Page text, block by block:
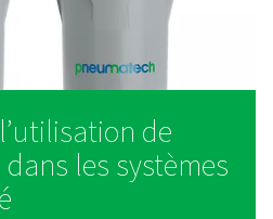
systèmes d’air, ces filtres
et des connexions sécurisées
vapeurs d’huile, les odeurs et